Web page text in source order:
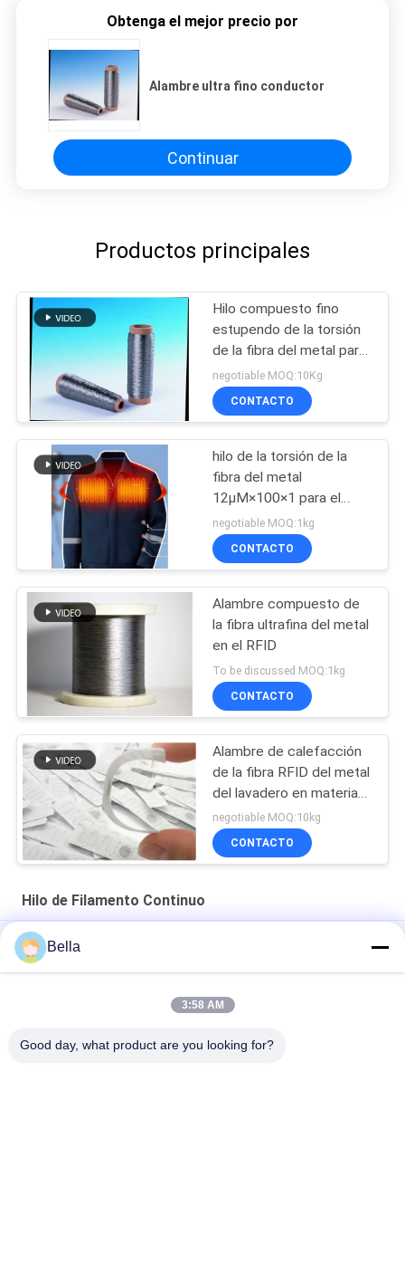
Obtenga el mejor precio por
Alambre ultra fino conductor
Continuar
Productos principales
Hilo compuesto fino
estupendo de la torsión
de la fibra del metal para
el cojín de calefacción
negotiable MOQ:10Kg
CONTACTO
hilo de la torsión de la
fibra del metal
12μM×100×1 para el
cojín de calefacción
negotiable MOQ:1kg
CONTACTO
Alambre compuesto de
la fibra ultrafina del metal
en el RFID
To be discussed MOQ:1kg
CONTACTO
Alambre de calefacción
de la fibra RFID del metal
del lavadero en materia
textil electrónica
negotiable MOQ:10kg
CONTACTO
Hilo de Filamento Continuo
eléctricamente hilado hecho girar conductor 12um
hilo de coser a prueba de calor de acero inoxidable 316L,
Bella
3:58 AM
Good day, what product are you looking for?